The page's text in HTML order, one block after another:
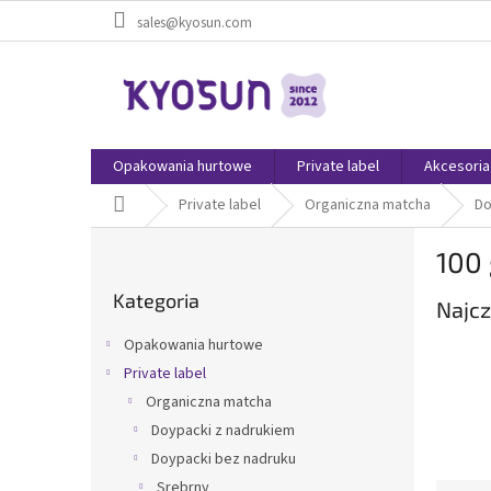
sales@kyosun.com
Opakowania hurtowe Private label
Home Private label Organiczna matcha
kategorie
Kategoria
Opakowania hurtowe
Private label
Organiczna matcha
Doypacki z nadrukiem
Doypacki bez nadruku
100